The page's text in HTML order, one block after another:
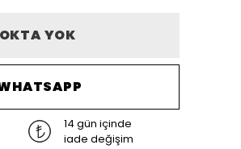
YOK
14 gün içinde
iade değişim